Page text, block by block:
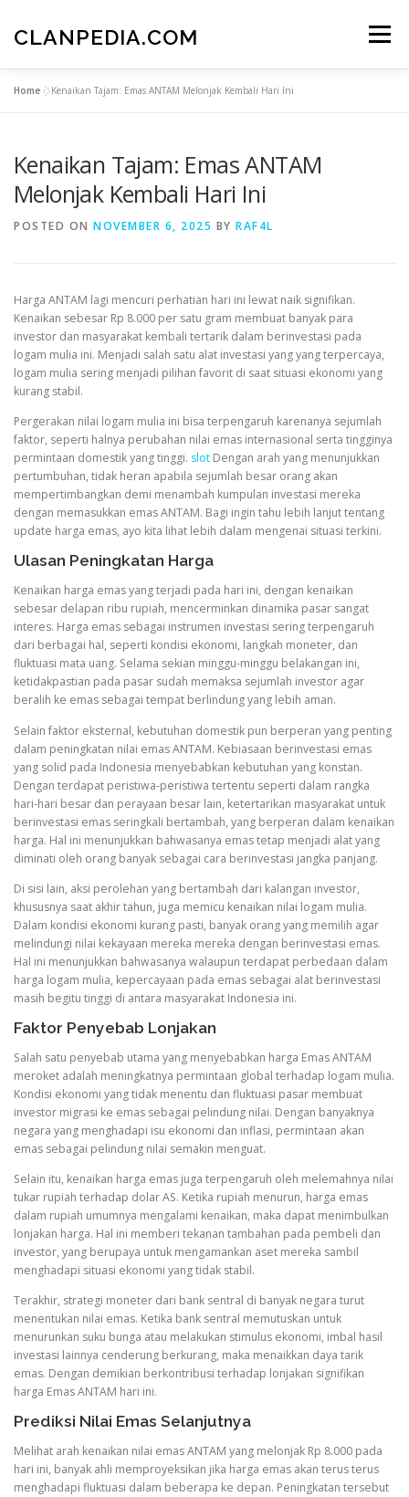
content
CLANPEDIA.COM Menu
Home »Kenaikan Tajam: Emas ANTAM Melonjak Kembali Hari Ini
Kenaikan Tajam: Emas ANTAM
Melonjak Kembali Hari Ini
POSTED ON NOVEMBER 6, 2025 BY RAF4L
Harga ANTAM lagi mencuri perhatian hari ini lewat naik signifikan.
Kenaikan sebesar Rp 8.000 per satu gram membuat banyak para
investor dan masyarakat kembali tertarik dalam berinvestasi pada
logam mulia ini. Menjadi salah satu alat investasi yang yang terpercaya,
logam mulia sering menjadi pilihan favorit di saat situasi ekonomi yang
kurang stabil.
Pergerakan nilai logam mulia ini bisa terpengaruh karenanya sejumlah
faktor, seperti halnya perubahan nilai emas internasional serta tingginya
permintaan domestik yang tinggi. slot Dengan arah yang menunjukkan
pertumbuhan, tidak heran apabila sejumlah besar orang akan
mempertimbangkan demi menambah kumpulan investasi mereka
dengan memasukkan emas ANTAM. Bagi ingin tahu lebih lanjut tentang
update harga emas, ayo kita lihat lebih dalam mengenai situasi terkini.
Ulasan Peningkatan Harga
Kenaikan harga emas yang terjadi pada hari ini, dengan kenaikan
sebesar delapan ribu rupiah, mencerminkan dinamika pasar sangat
interes. Harga emas sebagai instrumen investasi sering terpengaruh
dari berbagai hal, seperti kondisi ekonomi, langkah moneter, dan
fluktuasi mata uang. Selama sekian minggu-minggu belakangan ini,
ketidakpastian pada pasar sudah memaksa sejumlah investor agar
beralih ke emas sebagai tempat berlindung yang lebih aman.
Selain faktor eksternal, kebutuhan domestik pun berperan yang penting
dalam peningkatan nilai emas ANTAM. Kebiasaan berinvestasi emas
yang solid pada Indonesia menyebabkan kebutuhan yang konstan.
Dengan terdapat peristiwa-peristiwa tertentu seperti dalam rangka
hari-hari besar dan perayaan besar lain, ketertarikan masyarakat untuk
berinvestasi emas seringkali bertambah, yang berperan dalam kenaikan
harga. Hal ini menunjukkan bahwasanya emas tetap menjadi alat yang
diminati oleh orang banyak sebagai cara berinvestasi jangka panjang.
Di sisi lain, aksi perolehan yang bertambah dari kalangan investor,
khususnya saat akhir tahun, juga memicu kenaikan nilai logam mulia.
Dalam kondisi ekonomi kurang pasti, banyak orang yang memilih agar
melindungi nilai kekayaan mereka mereka dengan berinvestasi emas.
Hal ini menunjukkan bahwasanya walaupun terdapat perbedaan dalam
harga logam mulia, kepercayaan pada emas sebagai alat berinvestasi
masih begitu tinggi di antara masyarakat Indonesia ini.
Faktor Penyebab Lonjakan
Salah satu penyebab utama yang menyebabkan harga Emas ANTAM
meroket adalah meningkatnya permintaan global terhadap logam mulia.
Kondisi ekonomi yang tidak menentu dan fluktuasi pasar membuat
investor migrasi ke emas sebagai pelindung nilai. Dengan banyaknya
negara yang menghadapi isu ekonomi dan inflasi, permintaan akan
emas sebagai pelindung nilai semakin menguat.
Selain itu, kenaikan harga emas juga terpengaruh oleh melemahnya nilai
tukar rupiah terhadap dolar AS. Ketika rupiah menurun, harga emas
dalam rupiah umumnya mengalami kenaikan, maka dapat menimbulkan
lonjakan harga. Hal ini memberi tekanan tambahan pada pembeli dan
investor, yang berupaya untuk mengamankan aset mereka sambil
menghadapi situasi ekonomi yang tidak stabil.
Terakhir, strategi moneter dari bank sentral di banyak negara turut
menentukan nilai emas. Ketika bank sentral memutuskan untuk
menurunkan suku bunga atau melakukan stimulus ekonomi, imbal hasil
investasi lainnya cenderung berkurang, maka menaikkan daya tarik
emas. Dengan demikian berkontribusi terhadap lonjakan signifikan
harga Emas ANTAM hari ini.
Prediksi Nilai Emas Selanjutnya
Melihat arah kenaikan nilai emas ANTAM yang melonjak Rp 8.000 pada
hari ini, banyak ahli memproyeksikan jika harga emas akan terus terus
menghadapi fluktuasi dalam beberapa ke depan. Peningkatan tersebut